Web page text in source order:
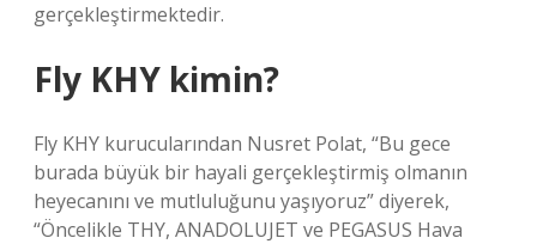
gerçekleştirmektedir.
Fly KHY kimin?
Fly KHY kurucularından Nusret Polat, “Bu gece
burada büyük bir hayali gerçekleştirmiş olmanın
heyecanını ve mutluluğunu yaşıyoruz” diyerek,
“Öncelikle THY, ANADOLUJET ve PEGASUS Hava